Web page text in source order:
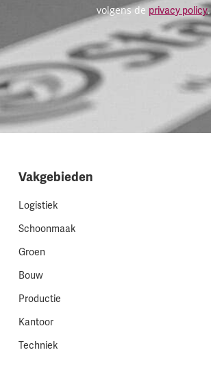
volgens de privacy policy.
Vakgebieden
Logistiek
Schoonmaak
Groen
Bouw
Productie
Kantoor
Techniek